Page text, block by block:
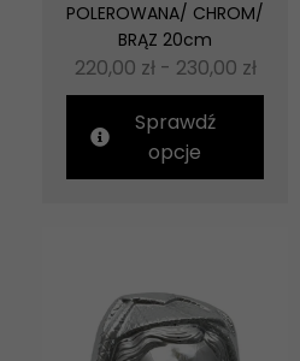
POLEROWANA/ CHROM/
BRĄZ 20cm
220,00 zł - 230,00 zł
Sprawdź
opcje